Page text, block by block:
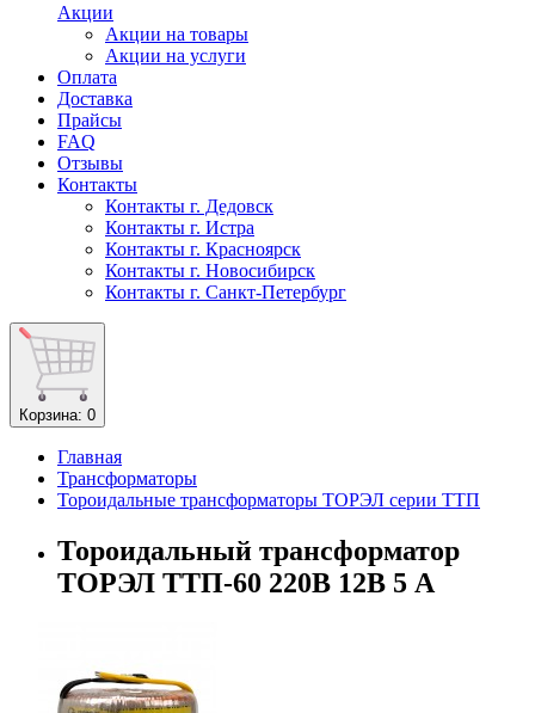
Акции
Акции на товары
Акции на услуги
Оплата
Доставка
Прайсы
FAQ
Отзывы
Контакты
Контакты г. Дедовск
Контакты г. Истра
Контакты г. Красноярск
Контакты г. Новосибирск
Контакты г. Санкт-Петербург
Корзина: 0
Главная
Трансформаторы
Тороидальные трансформаторы ТОРЭЛ серии ТТП
Тороидальный трансформатор
ТОРЭЛ ТТП-60 220В 12В 5 А